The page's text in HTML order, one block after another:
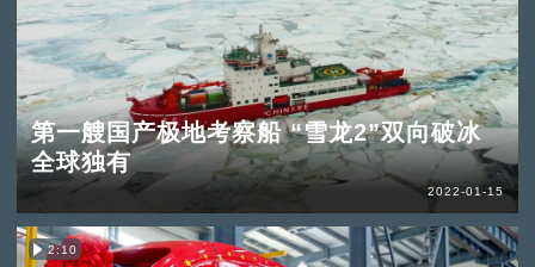
第一艘国产极地考察船 “雪龙2”双向破冰
全球独有
2022-01-15
2:10